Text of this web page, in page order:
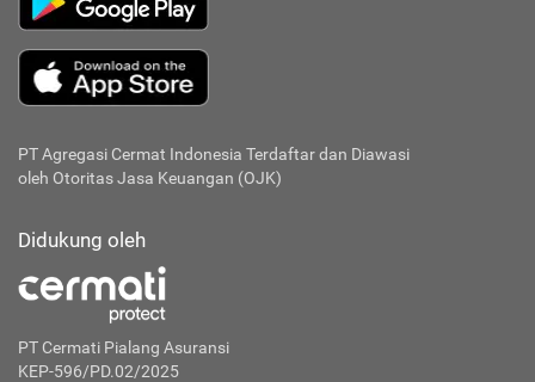
PT Agregasi Cermat Indonesia Terdaftar dan Diawasi
oleh Otoritas Jasa Keuangan (OJK)
Didukung oleh
PT Cermati Pialang Asuransi
KEP-596/PD.02/2025